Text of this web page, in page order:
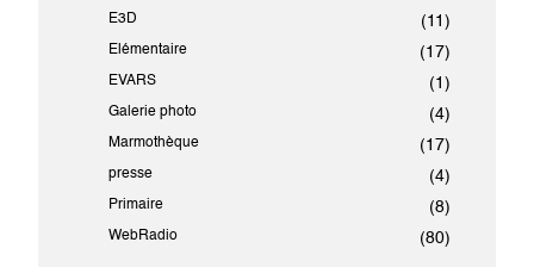
E3D (11)
Elémentaire (17)
EVARS (1)
Galerie photo (4)
Marmothèque (17)
presse (4)
Primaire (8)
WebRadio (80)